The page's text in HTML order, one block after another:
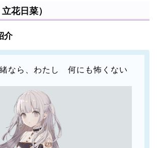
花日菜）
介
なら、わたし 何にも怖くない